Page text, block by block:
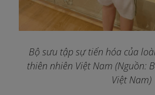
Bộ sưu tập sự tiến hóa của
thiên nhiên Việt Nam (Nguồn:
Việt Nam)